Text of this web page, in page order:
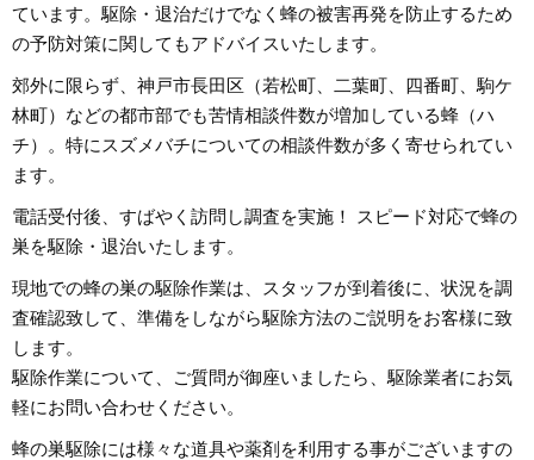
ています。駆除・退治だけでなく蜂の被害再発を防止するため
の予防対策に関してもアドバイスいたします。
郊外に限らず、神戸市長田区（若松町、二葉町、四番町、駒ケ
林町）などの都市部でも苦情相談件数が増加している蜂（ハ
チ）。特にスズメバチについての相談件数が多く寄せられてい
ます。
電話受付後、すばやく訪問し調査を実施！ スピード対応で蜂の
巣を駆除・退治いたします。
現地での蜂の巣の駆除作業は、スタッフが到着後に、状況を調
査確認致して、準備をしながら駆除方法のご説明をお客様に致
します。
駆除作業について、ご質問が御座いましたら、駆除業者にお気
軽にお問い合わせください。
蜂の巣駆除には様々な道具や薬剤を利用する事がございますの